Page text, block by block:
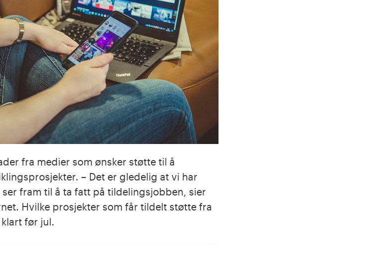
fra medier som ønsker støtte til å
– Det er gledelig at vi har
fram til å ta fatt på tildelingsjobben, sier
Hvilke prosjekter som får tildelt støtte fra
før jul.